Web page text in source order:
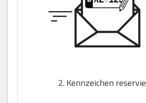
2. Kennzeichen